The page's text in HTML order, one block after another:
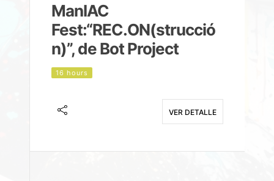
ManIAC
Fest:“REC.ON(strucció
n)”, de Bot Project
16 hours
VER DETALLE